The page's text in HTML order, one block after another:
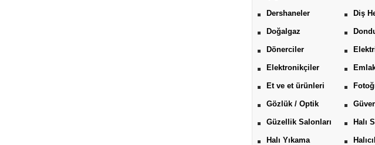
Dershaneler Diş
Doğalgaz
Dönerciler
Elektronikçiler
Et ve et ürünleri
Gözlük / Optik
Güzellik Salonları Halı
Halı Yıkama